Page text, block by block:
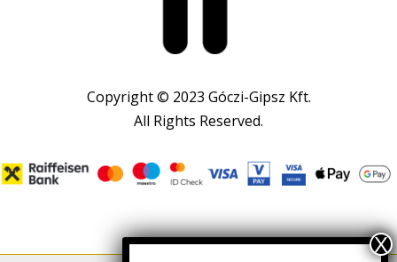
Copyright © 2023 Góczi-Gipsz Kft.
All Rights Reserved.